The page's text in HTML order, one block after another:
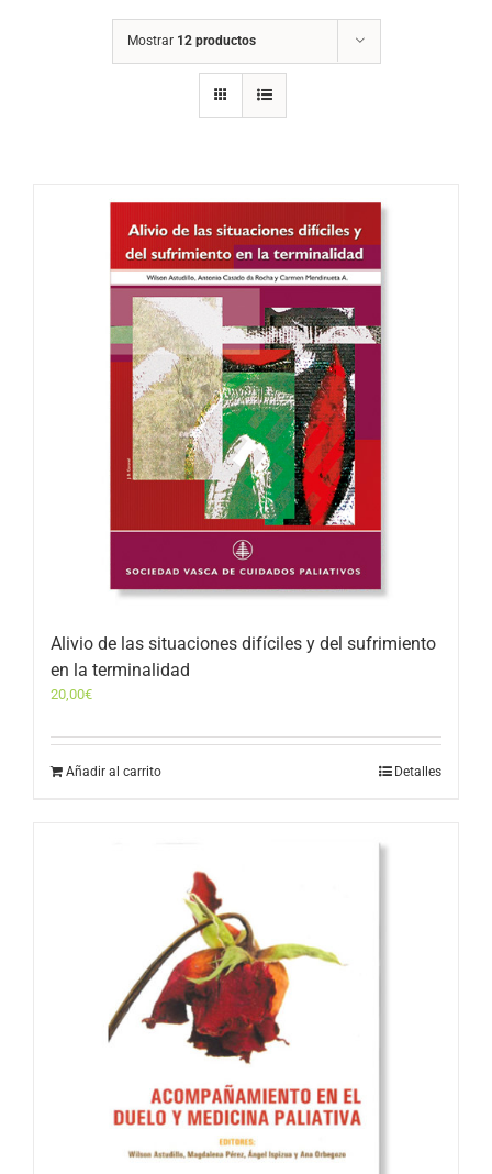
Mostrar 12 productos
Alivio de las situaciones difíciles y del sufrimiento
en la terminalidad
20,00€
Añadir al carrito Detalles